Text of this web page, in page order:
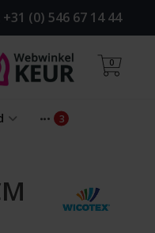
+31 (0) 546 67 14 44
0